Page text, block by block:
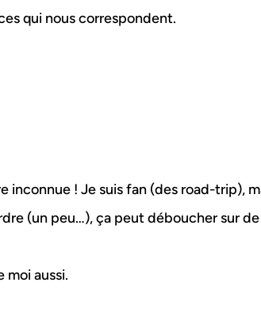
qui nous correspondent.
inconnue ! Je suis fan (des road-trip),
(un peu…), ça peut déboucher sur
moi aussi.